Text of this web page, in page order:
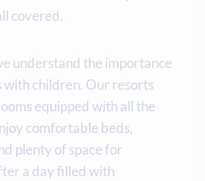
covered.
understand the importance
children. Our resorts
equipped with all the
comfortable beds,
plenty of space for
a day filled with